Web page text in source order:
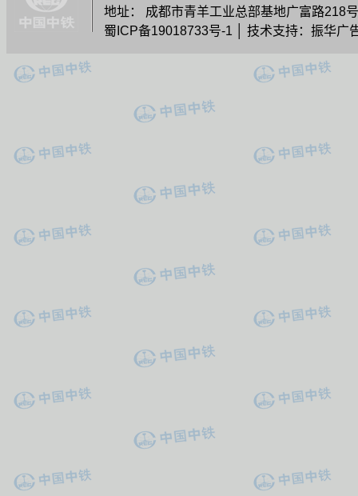
地址： 成都市青羊工业总部基地广富路218
蜀ICP备19018733号-1 │ 技术支持：振华广